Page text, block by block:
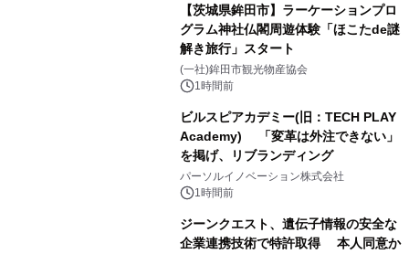
【茨城県鉾田市】ラーケーションプロ
グラム神社仏閣周遊体験「ほこたde謎
解き旅行」スタート
(一社)鉾田市観光物産協会
1時間前
ビルスピアカデミー(旧：TECH PLAY
Academy) 「変革は外注できない」
を掲げ、リブランディング
パーソルイノベーション株式会社
1時間前
ジーンクエスト、遺伝子情報の安全な
企業連携技術で特許取得 本人同意か